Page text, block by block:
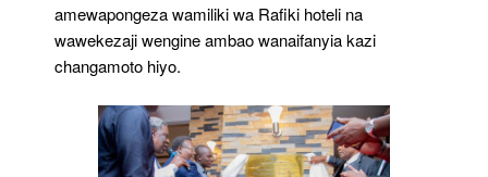
amewapongeza wamiliki wa Rafiki hoteli na
wawekezaji wengine ambao wanaifanyia kazi
changamoto hiyo.